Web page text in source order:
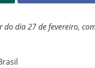
do dia 27 de fevereiro,